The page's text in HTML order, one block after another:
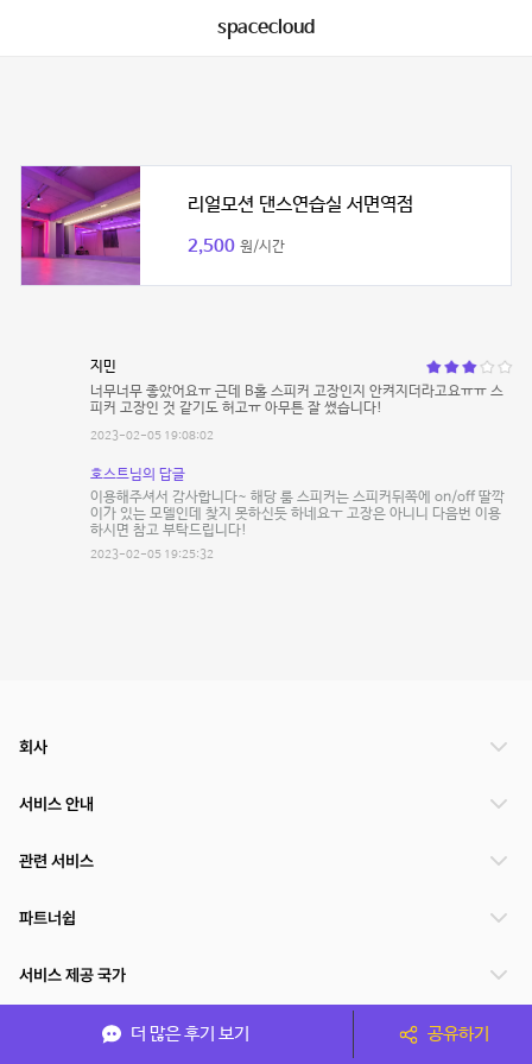
spacecloud
리얼모션 댄스연습실 서면역점
2,500 원/시간
지민
너무너무 좋았어요ㅠ 근데 B홀 스피커 고장인지 안켜지더라고요ㅠㅠ 스
피커 고장인 것 같기도 허고ㅠ 아무튼 잘 썼습니다!
2023-02-05 19:08:02
호스트님의 답글
이용해주셔서 감사합니다~ 해당 룸 스피커는 스피커뒤쪽에 on/off 딸깍
이가 있는 모델인데 찾지 못하신듯 하네요ㅜ 고장은 아니니 다음번 이용
하시면 참고 부탁드립니다!
2023-02-05 19:25:32
더 많은 후기 보기 공유하기
회사
서비스 안내
관련 서비스
파트너쉽
서비스 제공 국가